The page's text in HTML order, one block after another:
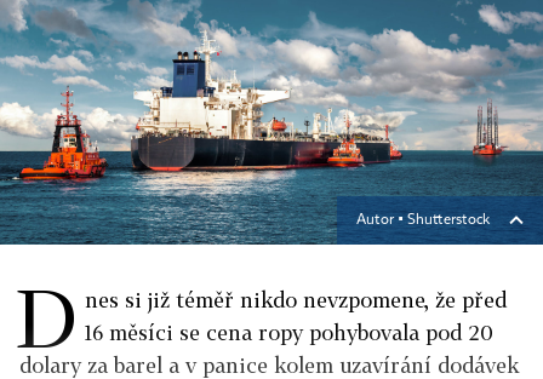
Autor ▪ Shutterstock
D nes si již téměř nikdo nevzpomene, že před
16 měsíci se cena ropy pohybovala pod 20
dolary za barel a v panice kolem uzavírání dodávek